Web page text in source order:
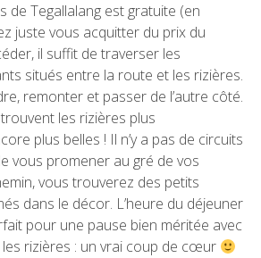
de Tegallalang est gratuite (en
juste vous acquitter du prix du
il suffit de traverser les
situés entre la route et les rizières.
remonter et passer de l’autre côté.
les rizières plus
plus belles ! Il n’y a pas de circuits
vous promener au gré de vos
vous trouverez des petits
dans le décor. L’heure du déjeuner
pour une pause bien méritée avec
rizières : un vrai coup de cœur